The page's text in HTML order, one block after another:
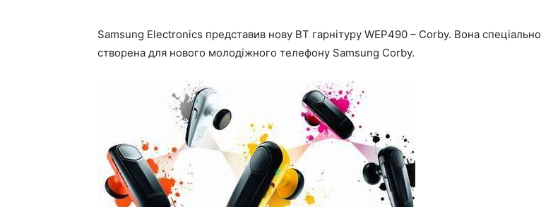
Samsung Electronics представив нову ВТ гарнітуру WEP490 – Corby. Вона спеціально
створена для нового молодіжного телефону Samsung Corby.